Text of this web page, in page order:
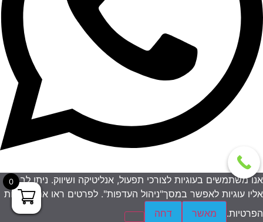
0
אנו משתמשים בעוגיות לצורכי תפעול, אנליטיקה ושיווק. ניתן לבחור
אליו עוגיות לאפשר במסך"ניהול העדפות". לפרטים ראו את מדיניות
הפרטיות.
מאשר דחה